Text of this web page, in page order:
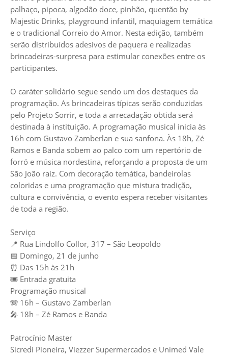
palhaço, pipoca, algodão doce, pinhão, quentão by
Majestic Drinks, playground infantil, maquiagem temática
e o tradicional Correio do Amor. Nesta edição, também
serão distribuídos adesivos de paquera e realizadas
brincadeiras-surpresa para estimular conexões entre os
participantes.
O caráter solidário segue sendo um dos destaques da
programação. As brincadeiras típicas serão conduzidas
pelo Projeto Sorrir, e toda a arrecadação obtida será
destinada à instituição. A programação musical inicia às
16h com Gustavo Zamberlan e sua sanfona. Às 18h, Zé
Ramos e Banda sobem ao palco com um repertório de
forró e música nordestina, reforçando a proposta de um
São João raiz. Com decoração temática, bandeirolas
coloridas e uma programação que mistura tradição,
cultura e convivência, o evento espera receber visitantes
de toda a região.
Serviço
📍 Rua Lindolfo Collor, 317 – São Leopoldo
📅 Domingo, 21 de junho
⏰ Das 15h às 21h
🎟️ Entrada gratuita
Programação musical
🪗 16h – Gustavo Zamberlan
🎤 18h – Zé Ramos e Banda
Patrocínio Master
Sicredi Pioneira, Viezzer Supermercados e Unimed Vale